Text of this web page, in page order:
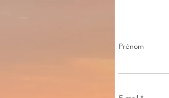
Prénom